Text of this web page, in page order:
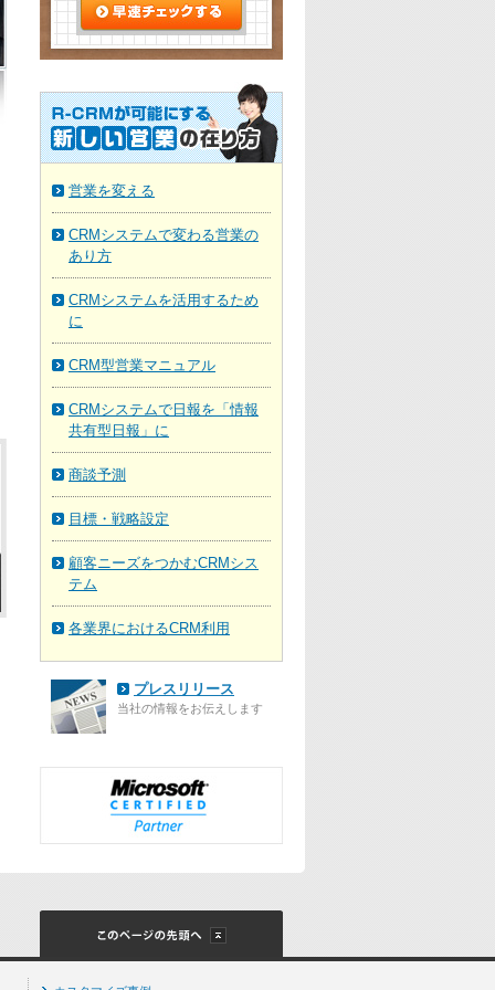
営業を変える
CRMシステムで変わる営業の
あり方
CRMシステムを活用するため
に
CRM型営業マニュアル
CRMシステムで日報を「情報
共有型日報」に
商談予測
目標・戦略設定
顧客ニーズをつかむCRMシス
テム
各業界におけるCRM利用
プレスリリース
当社の情報をお伝えします